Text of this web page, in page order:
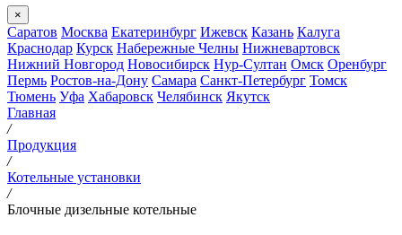
×
Саратов Москва Екатеринбург Ижевск Казань Калуга
Краснодар Курск Набережные Челны Нижневартовск
Нижний Новгород Новосибирск Нур-Султан Омск Оренбург
Пермь Ростов-на-Дону Самара Санкт-Петербург Томск
Тюмень Уфа Хабаровск Челябинск Якутск
Главная
/
Продукция
/
Котельные установки
/
Блочные дизельные котельные